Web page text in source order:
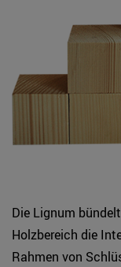
Die Lignum
Holzbereich die
Rahmen von